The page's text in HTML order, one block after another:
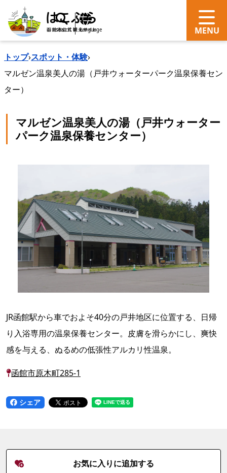
search Language
トップ›スポット・体験›
マルゼン温泉美人の湯（戸井ウォーターパーク温泉保養セン
ター）
マルゼン温泉美人の湯（戸井ウォーター
パーク温泉保養センター）
JR函館駅から車でおよそ40分の戸井地区に位置する、日帰
り入浴専用の温泉保養センター。皮膚を滑らかにし、爽快
感を与える、ぬるめの低張性アルカリ性温泉。
函館市原木町285-1
シェア
お気に入りに追加する